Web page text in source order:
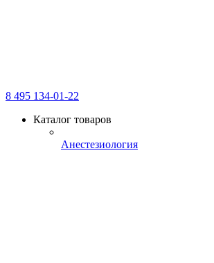
8 495 134-01-22
Каталог товаров
Анестезиология